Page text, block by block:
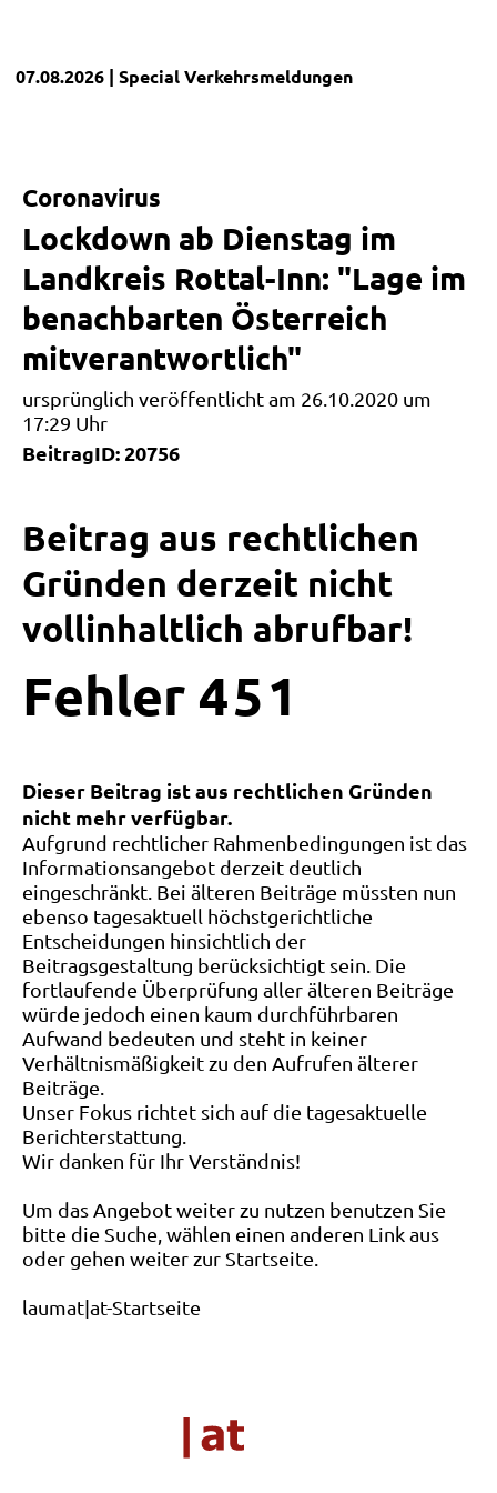
07.08.2026 | SpecialVerkehrsmeldungen
Coronavirus
Lockdown ab Dienstag im
Landkreis Rottal-Inn: "Lage im
benachbarten Österreich
mitverantwortlich"
ursprünglich veröffentlicht am 26.10.2020 um
17:29 Uhr
BeitragID: 20756
Beitrag aus rechtlichen
Gründen derzeit nicht
vollinhaltlich abrufbar!
Fehler 4 5 1
Dieser Beitrag ist aus rechtlichen Gründen
nicht mehr verfügbar.
Aufgrund rechtlicher Rahmenbedingungen ist das
Informationsangebot derzeit deutlich
eingeschränkt. Bei älteren Beiträge müssten nun
ebenso tagesaktuell höchstgerichtliche
Entscheidungen hinsichtlich der
Beitragsgestaltung berücksichtigt sein. Die
fortlaufende Überprüfung aller älteren Beiträge
würde jedoch einen kaum durchführbaren
Aufwand bedeuten und steht in keiner
Verhältnismäßigkeit zu den Aufrufen älterer
Beiträge.
Unser Fokus richtet sich auf die tagesaktuelle
Berichterstattung.
Wir danken für Ihr Verständnis!
Um das Angebot weiter zu nutzen benutzen Sie
bitte die Suche, wählen einen anderen Link aus
oder gehen weiter zur Startseite.
laumat|at-Startseite